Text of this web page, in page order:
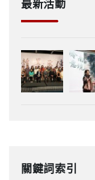
最新活動
關鍵詞索引